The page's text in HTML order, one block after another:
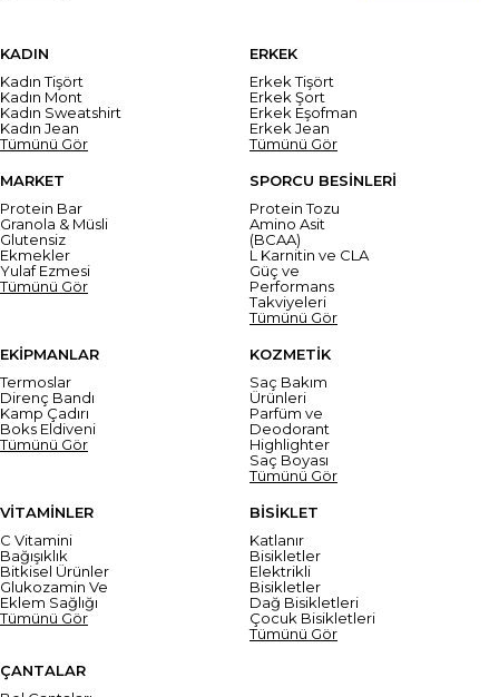
KADIN
Kadın Tişört
Kadın Mont
Kadın Sweatshirt
Kadın Jean
Tümünü Gör
ERKEK
Erkek Tişört
Erkek Şort
Erkek Eşofman
Erkek Jean
Tümünü Gör
MARKET
Protein Bar
Granola & Müsli
Glutensiz
Ekmekler
Yulaf Ezmesi
Tümünü Gör
SPORCU BESİNLERİ
Protein Tozu
Amino Asit
(BCAA)
L Karnitin ve CLA
Güç ve
Performans
Takviyeleri
Tümünü Gör
EKİPMANLAR
Termoslar
Direnç Bandı
Kamp Çadırı
Boks Eldiveni
Tümünü Gör
KOZMETİK
Saç Bakım
Ürünleri
Parfüm ve
Deodorant
Highlighter
Saç Boyası
Tümünü Gör
VİTAMİNLER
C Vitamini
Bağışıklık
Bitkisel Ürünler
Glukozamin Ve
Eklem Sağlığı
Tümünü Gör
BİSİKLET
Katlanır
Bisikletler
Elektrikli
Bisikletler
Dağ Bisikletleri
Çocuk Bisikletleri
Tümünü Gör
ÇANTALAR